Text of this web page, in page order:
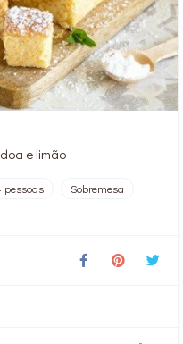
e limão
pessoas
Sobremesa